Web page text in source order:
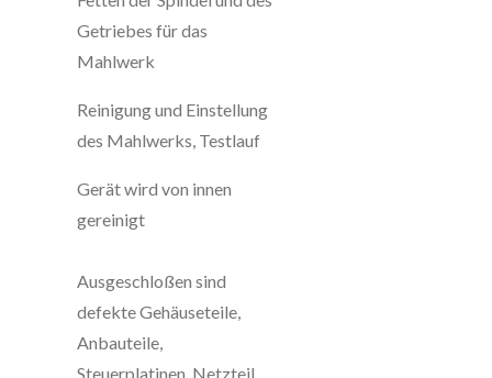
Getriebes für das
Mahlwerk
Reinigung und Einstellung
des Mahlwerks, Testlauf
Gerät wird von innen
gereinigt
Ausgeschloßen sind
defekte Gehäuseteile,
Anbauteile,
Steuerplatinen, Netzteil,